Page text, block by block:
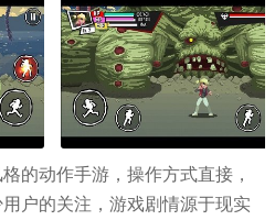
的动作手游，操作方式直接，
户的关注，游戏剧情源于现实